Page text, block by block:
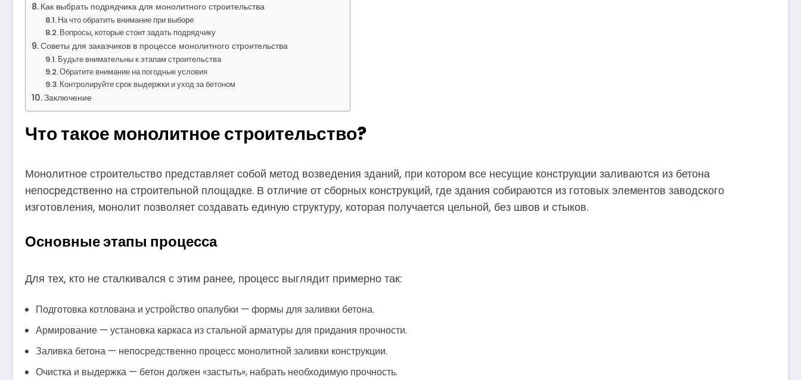
Как выбрать подрядчика для монолитного строительства
На что обратить внимание при выборе
Вопросы, которые стоит задать подрядчику
Советы для заказчиков в процессе монолитного строительства
Будьте внимательны к этапам строительства
Обратите внимание на погодные условия
Контролируйте срок выдержки и уход за бетоном
Заключение
Что такое монолитное строительство?
Монолитное строительство представляет собой метод возведения зданий, при котором все несущие конструкции заливаются из бетона
непосредственно на строительной площадке. В отличие от сборных конструкций, где здания собираются из готовых элементов заводского
изготовления, монолит позволяет создавать единую структуру, которая получается цельной, без швов и стыков.
Основные этапы процесса
Для тех, кто не сталкивался с этим ранее, процесс выглядит примерно так:
Подготовка котлована и устройство опалубки — формы для заливки бетона.
Армирование — установка каркаса из стальной арматуры для придания прочности.
Заливка бетона — непосредственно процесс монолитной заливки конструкции.
Очистка и выдержка — бетон должен «застыть», набрать необходимую прочность.